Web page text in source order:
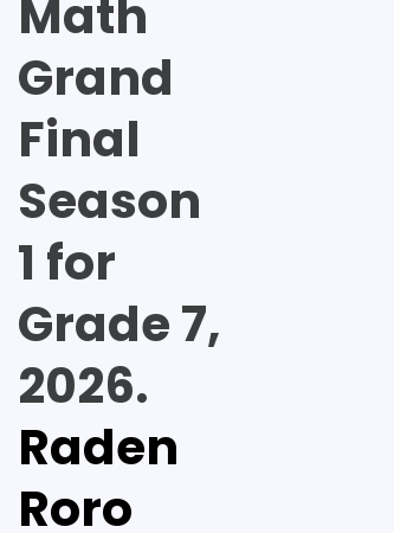
Math
Grand
Final
Season
1 for
Grade 7,
2026.
Raden
Roro